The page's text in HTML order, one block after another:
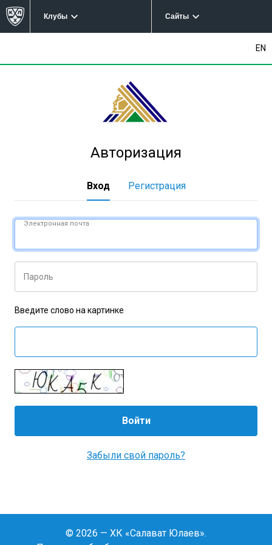
Клубы Сайты
EN
Авторизация
Вход Регистрация
Электронная почта
Пароль
Введите слово на картинке
Забыли свой пароль?
© 2026 — ХК «Салават Юлаев».